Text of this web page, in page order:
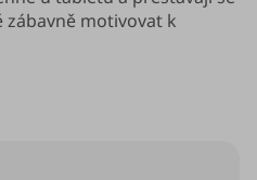
zábavně motivovat k